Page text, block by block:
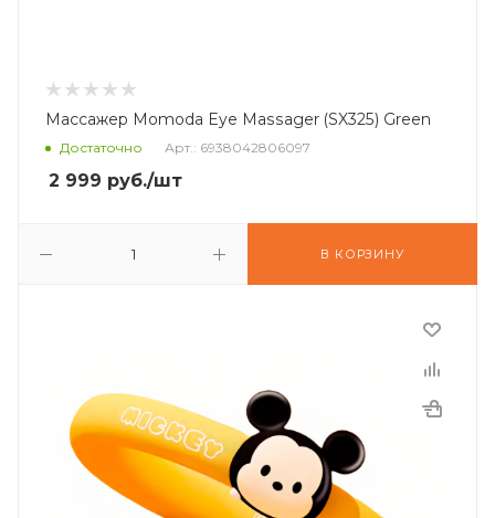
Массажер Momoda Eye Massager (SX325) Green
Достаточно Арт.: 6938042806097
2 999 руб./шт
В КОРЗИНУ